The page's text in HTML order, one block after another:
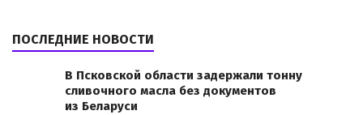
ПОСЛЕДНИЕ НОВОСТИ
В Псковской области задержали тонну
сливочного масла без документов
из Беларуси